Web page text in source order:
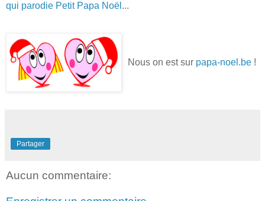
qui parodie Petit Papa Noël ...
Nous on est sur papa-noel.be !
Partager
Aucun commentaire: